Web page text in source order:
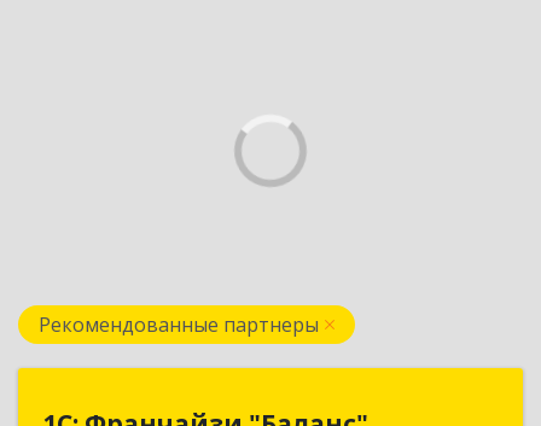
Рекомендованные партнеры
1С: Франчайзи "Баланс"